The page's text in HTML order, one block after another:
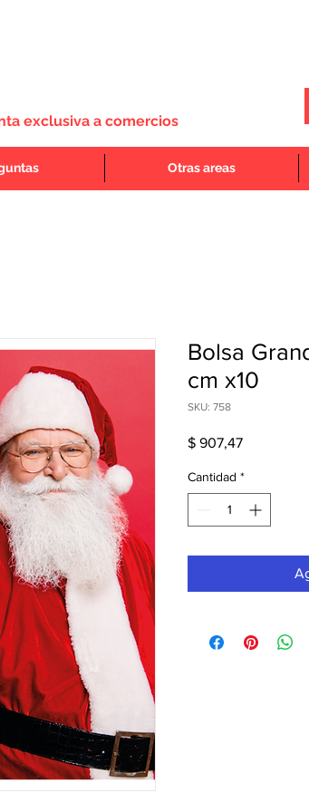
exclusiva a comercios
Otras areas
Bolsa
cm x10
SKU: 758
$ 907,47Precio
Cantidad *